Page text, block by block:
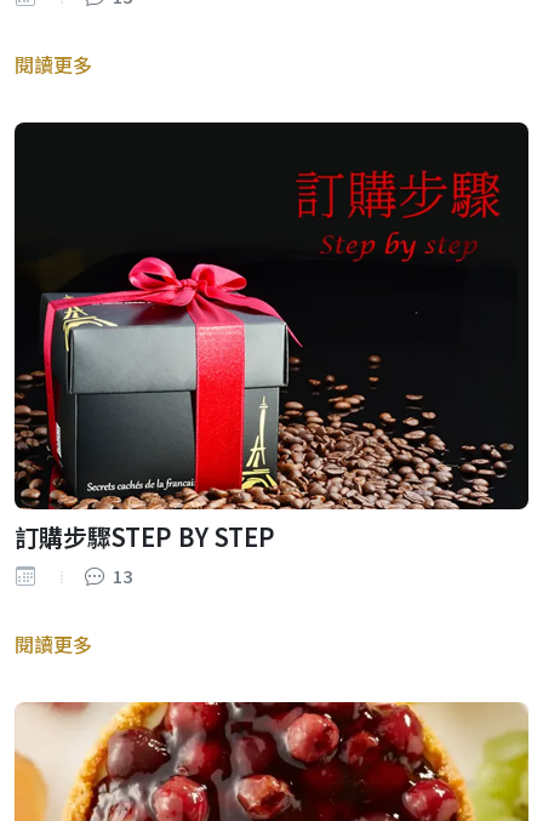
閱讀更多
訂購步驟STEP BY STEP
13
閱讀更多